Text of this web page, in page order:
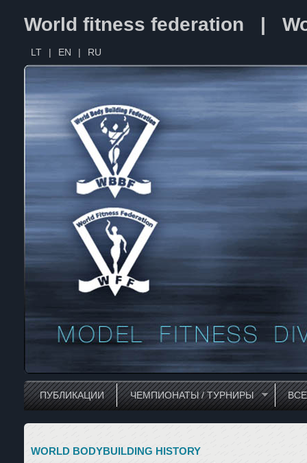
World fitness federation |
LT | EN | RU
ПУБЛИКАЦИИ ЧЕМПИОНАТЫ / ТУРНИРЫ
WORLD BODYBUILDING HISTORY